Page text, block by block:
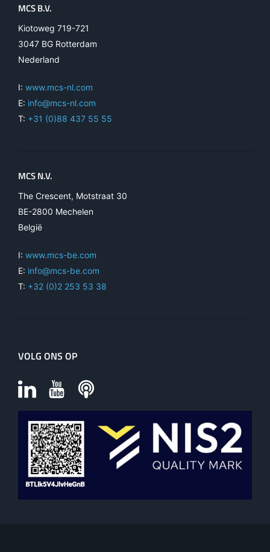
MCS B.V.
Kiotoweg 719-721
3047 BG Rotterdam
Nederland
I: www.mcs-nl.com
E: info@mcs-nl.com
T: +31 (0)88 437 55 55
MCS N.V.
The Crescent, Motstraat 30
BE-2800 Mechelen
België
I: www.mcs-be.com
E: info@mcs-be.com
T: +32 (0)2 253 53 38
VOLG ONS OP